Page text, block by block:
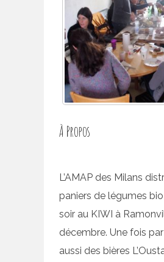
À Propos
L’AMAP des Milans
paniers de légumes
soir au KIWI à
décembre. Une fois
aussi des bières